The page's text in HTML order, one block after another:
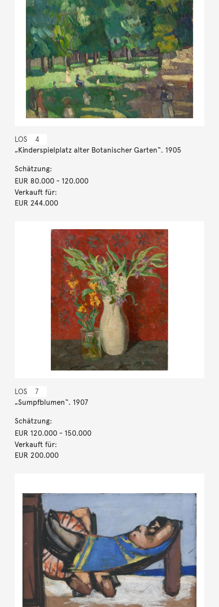
LOS 4
„Kinderspielplatz alter Botanischer Garten“. 1905
Schätzung:
EUR 80.000- 120.000
Verkauft für:
EUR 244.000
LOS 7
„Sumpfblumen“. 1907
Schätzung:
EUR 120.000- 150.000
Verkauft für:
EUR 200.000